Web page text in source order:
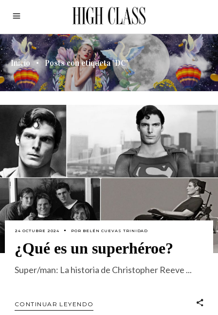
Inicio • Posts con etiqueta "DC"
24 OCTUBRE 2024 POR BELÉN CUEVAS TRINIDAD
¿Qué es un superhéroe?
Super/man: La historia de Christopher Reeve
CONTINUAR LEYENDO